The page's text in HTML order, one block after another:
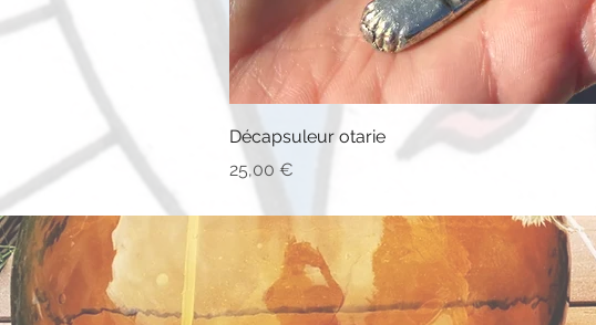
Décapsuleur otarie
Prix
25,00 €